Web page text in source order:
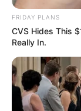
FRIDAY PLANS
CVS Hides This
Really In.